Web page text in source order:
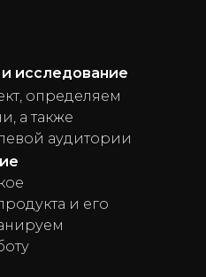
исследование
определяем
а также
аудитории
и его